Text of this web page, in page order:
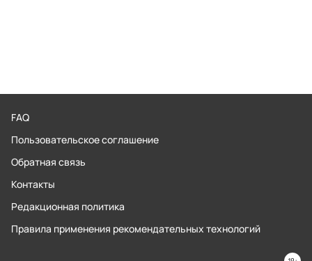
FAQ
Пользовательское соглашение
Обратная связь
Контакты
Редакционная политика
Правила применения рекомендательных технологий